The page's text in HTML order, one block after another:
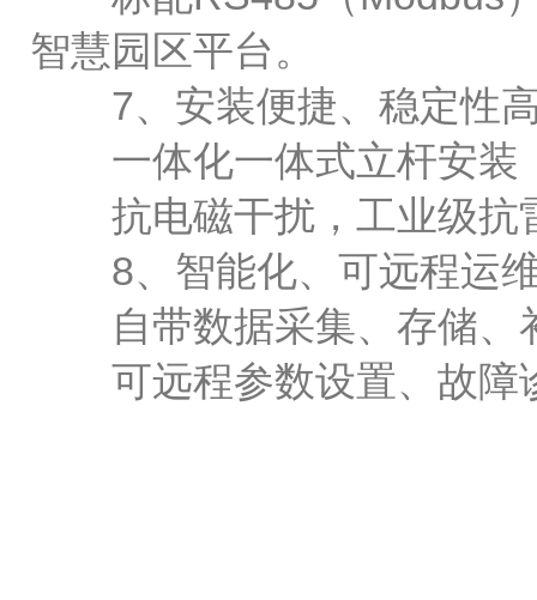
智慧园区平台。
7、安装便捷、稳定性
一体化一体式立杆安装
抗电磁干扰，工业级抗
8、智能化、可远程运
自带数据采集、存储、
可远程参数设置、故障